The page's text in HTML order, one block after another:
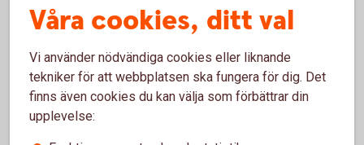
hamnat i ekonomiska svårigheter:
Många kommuner, och storstadsområden, erbjuder
budget- och skuldrådgivare som ger råd och stöd för
att få ordning på din ekonomi.
Konsumentverket arbetar med att hjälpa konsumenter
Våra cookies, ditt val
Vi använder nödvändiga cookies eller liknande
tekniker för att webbplatsen ska fungera för dig. Det
finns även cookies du kan välja som förbättrar din
upplevelse: